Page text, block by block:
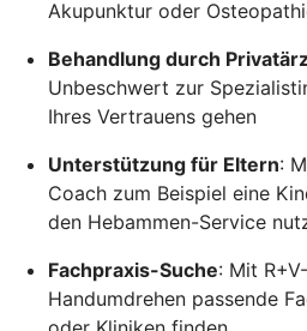
Akupunktur oder
Behandlung durch
Unbeschwert zur
Ihres Vertrauens gehen
Unterstützung für Eltern:
Coach zum Beispiel eine
den Hebammen-Service
Fachpraxis-Suche: Mit
Handumdrehen passende